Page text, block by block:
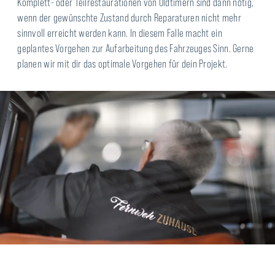
wenn der gewünschte Zustand durch Reparaturen nicht mehr
sinnvoll erreicht werden kann. In diesem Falle macht ein
geplantes Vorgehen zur Aufarbeitung des Fahrzeuges Sinn. Gerne
planen wir mit dir das optimale Vorgehen für dein Projekt.